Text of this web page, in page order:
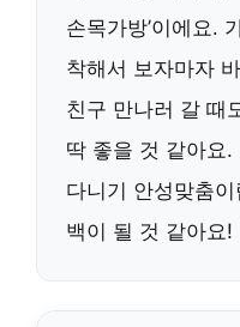
손목가방’이에요.
착해서 보자마자
친구 만나러 갈 때
딱 좋을 것 같아요
다니기 안성맞춤
백이 될 것 같아요!